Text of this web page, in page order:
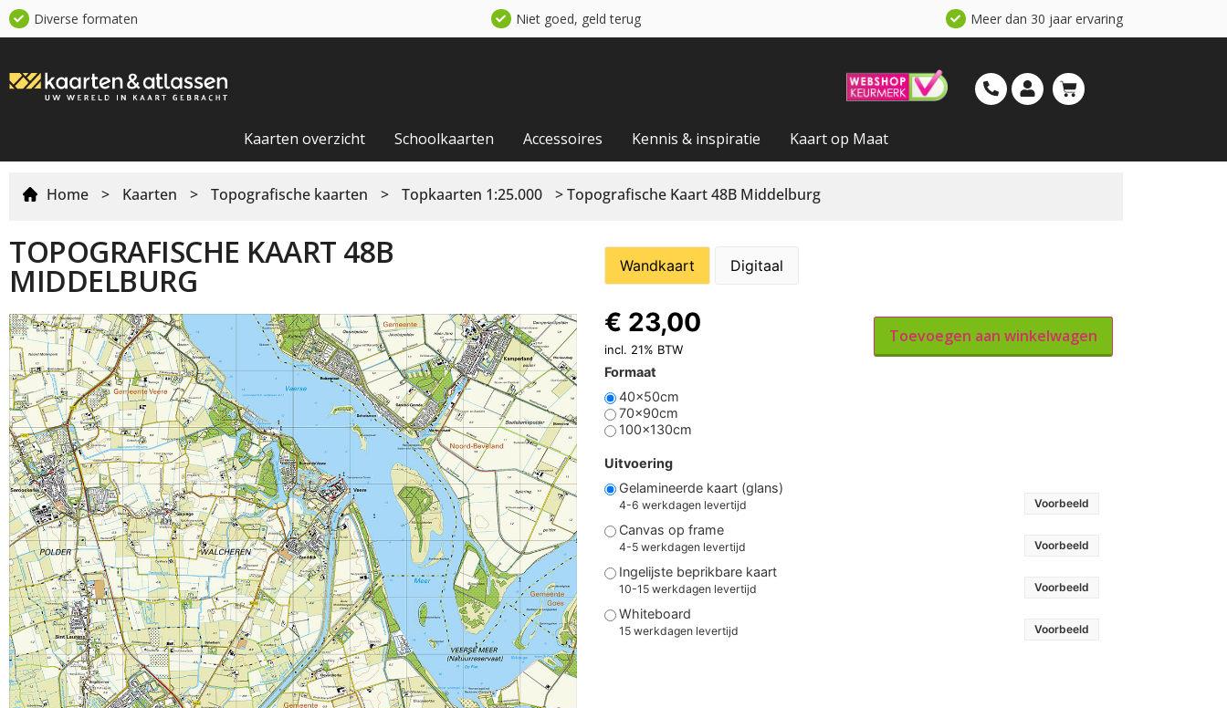
Diverse formaten Niet goed, geld terug Meer dan 30 jaar ervaring
Kaarten overzicht Schoolkaarten Accessoires Kennis & inspiratie Kaart op Maat
Home > Kaarten > Topografische kaarten > Topkaarten 1:25.000 > Topografische Kaart 48B Middelburg
TOPOGRAFISCHE KAART 48B
MIDDELBURG Wandkaart Digitaal
Formaat
40x50cm
70x90cm
100x130cm
Uitvoering
Gelamineerde kaart (glans)
4-6 werkdagen levertijd Voorbeeld
Canvas op frame
4-5 werkdagen levertijd Voorbeeld
Ingelijste beprikbare kaart
10-15 werkdagen levertijd Voorbeeld
Whiteboard
15 werkdagen levertijd Voorbeeld
€ 23,00
incl. 21% BTW
Toevoegen aan winkelwagen